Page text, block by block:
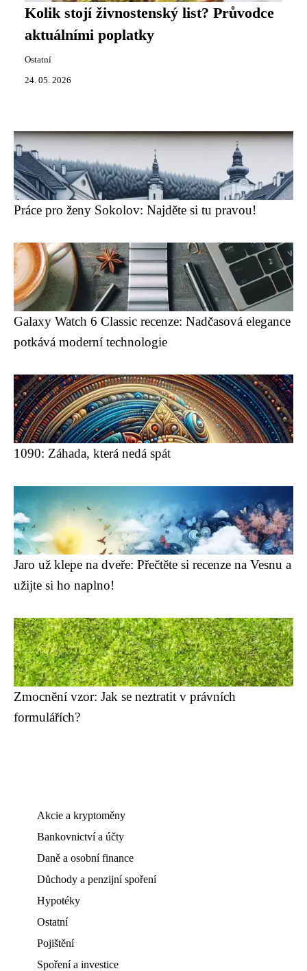
Kolik stojí živnostenský list? Průvodce
aktuálními poplatky
Ostatní
24. 05. 2026
Práce pro ženy Sokolov: Najděte si tu pravou!
Galaxy Watch 6 Classic recenze: Nadčasová elegance
potkává moderní technologie
1090: Záhada, která nedá spát
Jaro už klepe na dveře: Přečtěte si recenze na Vesnu a
užijte si ho naplno!
Zmocnění vzor: Jak se neztratit v právních
formulářích?
Akcie a kryptoměny
Bankovnictví a účty
Daně a osobní finance
Důchody a penzijní spoření
Hypotéky
Ostatní
Pojištění
Spoření a investice